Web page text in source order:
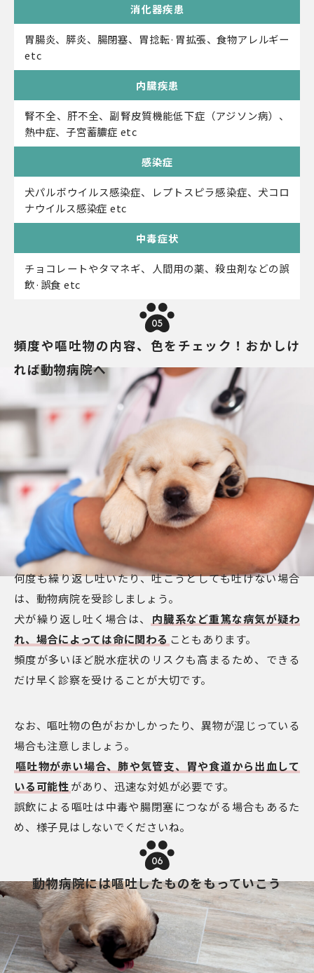
消化器疾患
胃腸炎、膵炎、腸閉塞、胃捻転·胃拡張、食物アレルギー
etc
内臓疾患
腎不全、肝不全、副腎皮質機能低下症（アジソン病）、
熱中症、子宮蓄膿症 etc
感染症
犬パルボウイルス感染症、レプトスピラ感染症、犬コロ
ナウイルス感染症 etc
中毒症状
チョコレートやタマネギ、人間用の薬、殺虫剤などの誤
飲·誤食 etc
05
頻度や嘔吐物の内容、色をチェック！おかしけ
れば動物病院へ
何度も繰り返し吐いたり、吐こうとしても吐けない場合
は、動物病院を受診しましょう。
犬が繰り返し吐く場合は、
内臓系など重篤な病気が疑わ
れ、場合によっては命に関わる こともあります。
頻度が多いほど脱水症状のリスクも高まるため、できる
だけ早く診察を受けることが大切です。
なお、嘔吐物の色がおかしかったり、異物が混じっている
場合も注意しましょう。
嘔吐物が赤い場合、肺や気管支、胃や食道から出血して
いる可能性 があり、迅速な対処が必要です。
誤飲による嘔吐は中毒や腸閉塞につながる場合もあるた
め、様子見はしないでくださいね。
06
動物病院には嘔吐したものをもっていこう